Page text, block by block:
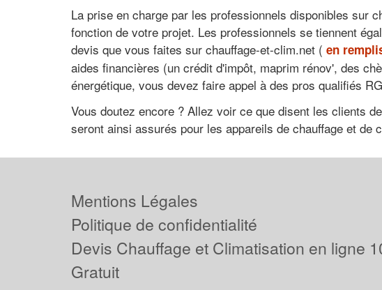
La prise en charge par les professionnels disponibles sur
fonction de votre projet. Les professionnels se tiennent
devis que vous faites sur chauffage-et-clim.net ( en
aides financières (un crédit d'impôt, maprim rénov', des
énergétique, vous devez faire appel à des pros qualifiés
Vous doutez encore ? Allez voir ce que disent les clients
seront ainsi assurés pour les appareils de chauffage et
Mentions Légales
Politique de confidentialité
Devis Chauffage et Climatisation en ligne
Gratuit